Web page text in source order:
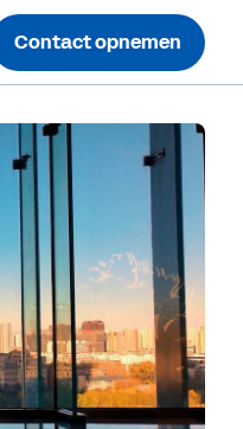
Contact opnemen